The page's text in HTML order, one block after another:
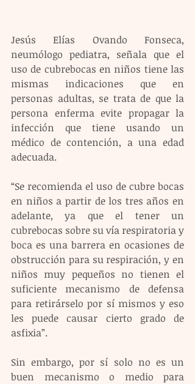
Jesús Elías Ovando Fonseca,
neumólogo pediatra, señala que el
uso de cubrebocas en niños tiene las
mismas indicaciones que en
personas adultas, se trata de que la
persona enferma evite propagar la
infección que tiene usando un
médico de contención, a una edad
adecuada.
“Se recomienda el uso de cubre bocas
en niños a partir de los tres años en
adelante, ya que el tener un
cubrebocas sobre su vía respiratoria y
boca es una barrera en ocasiones de
obstrucción para su respiración, y en
niños muy pequeños no tienen el
suficiente mecanismo de defensa
para retirárselo por sí mismos y eso
les puede causar cierto grado de
asfixia”.
Sin embargo, por sí solo no es un
buen mecanismo o medio para